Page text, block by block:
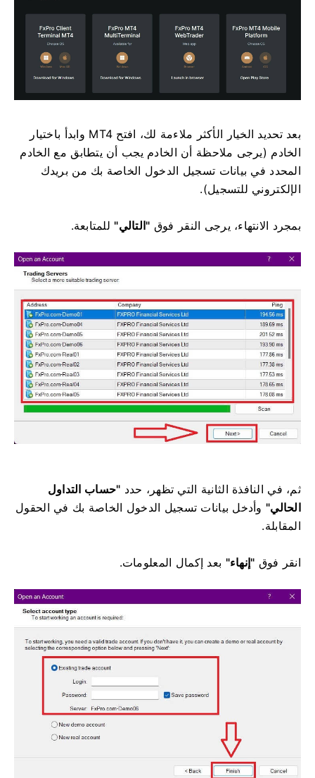
بعد تحديد الخيار الأكثر ملاءمة لك، افتح MT4 وابدأ باختيار
الخادم (يرجى ملاحظة أن الخادم يجب أن يتطابق مع الخادم
المحدد في بيانات تسجيل الدخول الخاصة بك من بريدك
الإلكتروني للتسجيل).
بمجرد الانتهاء، يرجى النقر فوق "التالي" للمتابعة.
ثم، في النافذة الثانية التي تظهر، حدد "حساب التداول
الحالي" وأدخل بيانات تسجيل الدخول الخاصة بك في الحقول
المقابلة.
انقر فوق "إنهاء" بعد إكمال المعلومات.